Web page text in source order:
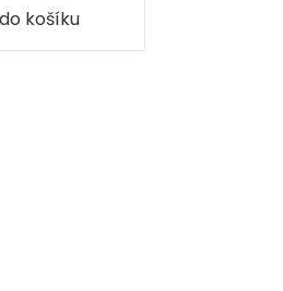
košíku